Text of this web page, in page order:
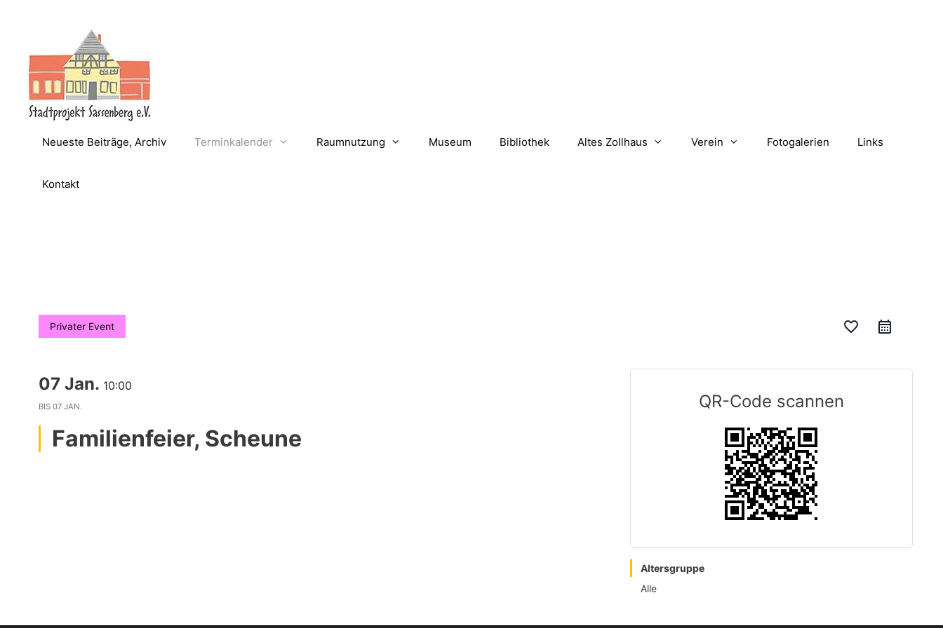
Neueste Beiträge, Archiv Terminkalender Raumnutzung Museum Bibliothek Altes Zollhaus Verein Fotogalerien Links
Kontakt
Privater Event favorite_border
07 Jan. 10:00
BIS 07 JAN.
Familienfeier, Scheune
QR-Code scannen
Altersgruppe
Alle